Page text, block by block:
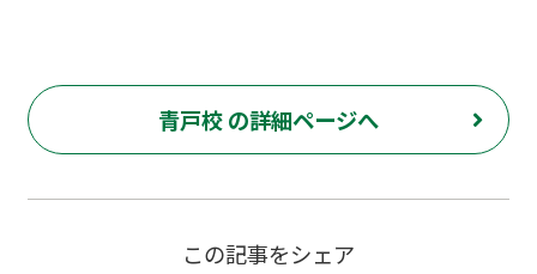
青戸校 の詳細ページへ
この記事をシェア